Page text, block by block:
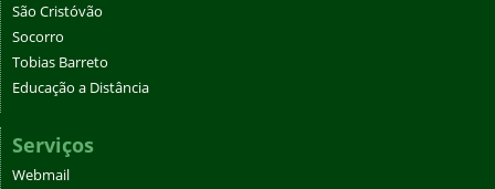
São Cristóvão
Socorro
Tobias Barreto
Educação a Distância
Serviços
Webmail